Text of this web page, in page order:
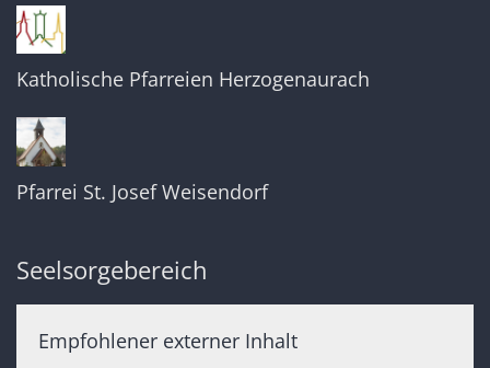
Katholische Pfarreien Herzogenaurach
Pfarrei St. Josef Weisendorf
Seelsorgebereich
Empfohlener externer Inhalt